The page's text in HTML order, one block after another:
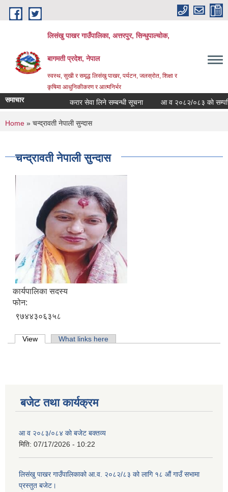
Skip to main content
लिसंखु पाखर गाउँपालिका, अत्तरपुर, सिन्धुपाल्चोक,
बागमती प्रदेश, नेपाल
स्वस्थ, सुखी र समृद्ध लिसंखु पाखर, पर्यटन, जलस्रोत, शिक्षा र
कृषिमा आधुनिकीकरण र आत्मनिर्भर
समाचार करार सेवा लिने सम्बन्धी सूचना आ व २०८२/०८३ काे सम्पत्ति
You are here
Home » चन्द्रावती नेपाली सुन्दास
चन्द्रावती नेपाली सुन्दास
कार्यपालिका सदस्य
फोन:
९७४४३०६३५८
Primary tabs
View (active tab)What links here
बजेट तथा कार्यक्रम
आ व २०८३/०८४ काे बजेट बक्तव्य
मिति: 07/17/2026 - 10:22
लिसंखु पाखर गाउँपालिकाको आ.व. २०८२/८३ को लागि १८ औं गाउँ सभामा
प्रस्तुत बजेट।